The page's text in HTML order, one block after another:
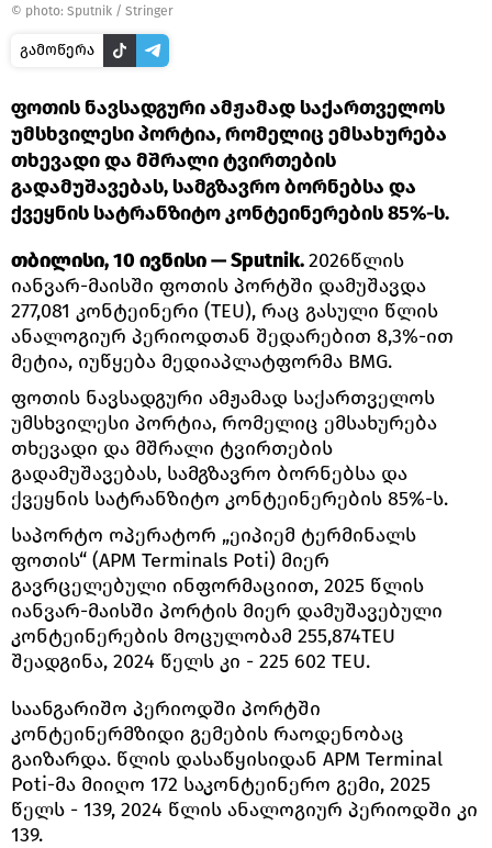
© photo: Sputnik / Stringer
გამოწერა
ფოთის ნავსადგური ამჟამად საქართველოს
უმსხვილესი პორტია, რომელიც ემსახურება
თხევადი და მშრალი ტვირთების
გადამუშავებას, სამგზავრო ბორნებსა და
ქვეყნის სატრანზიტო კონტეინერების 85%-ს.
თბილისი, 10 ივნისი — Sputnik.2026წლის
იანვარ-მაისში ფოთის პორტში დამუშავდა
277,081 კონტეინერი (TEU), რაც გასული წლის
ანალოგიურ პერიოდთან შედარებით 8,3%-ით
მეტია, იუწყება მედიაპლატფორმა BMG.
ფოთის ნავსადგური ამჟამად საქართველოს
უმსხვილესი პორტია, რომელიც ემსახურება
თხევადი და მშრალი ტვირთების
გადამუშავებას, სამგზავრო ბორნებსა და
ქვეყნის სატრანზიტო კონტეინერების 85%-ს.
საპორტო ოპერატორ „ეიპიემ ტერმინალს
ფოთის“ (APM Terminals Poti) მიერ
გავრცელებული ინფორმაციით, 2025 წლის
იანვარ-მაისში პორტის მიერ დამუშავებული
კონტეინერების მოცულობამ 255,874TEU
შეადგინა, 2024 წელს კი - 225 602 TEU.
საანგარიშო პერიოდში პორტში
კონტეინერმზიდი გემების რაოდენობაც
გაიზარდა. წლის დასაწყისიდან APM Terminal
Poti-მა მიიღო 172 საკონტეინერო გემი, 2025
წელს - 139, 2024 წლის ანალოგიურ პერიოდში კი
139.